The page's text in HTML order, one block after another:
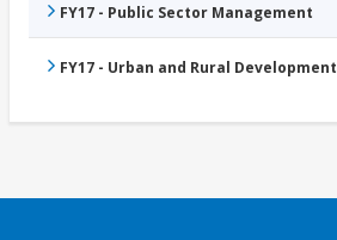
FY17 - Public Sector Management
FY17 - Urban and Rural Development